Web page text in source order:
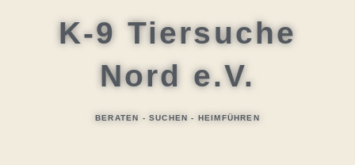
K-9 Tiersuche
Nord e.V.
BERATEN - SUCHEN - HEIMFÜHREN